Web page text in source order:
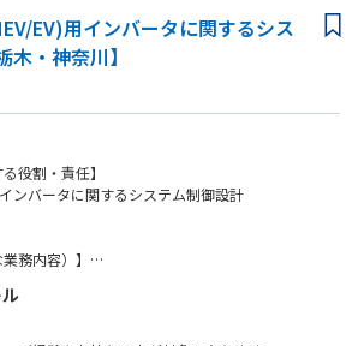
システムの導入によるマスターデータ一元管理（信
）
するデータ、各種マスター等の設計
化、データ集計、可視化
ラーの分析サポート
あたりITベンダーと共同で要件整理、システム設計
バーとして参画 *別地域で導入済みのシステム
ーカライズが主たる推進事項
略の基礎データ策定
れること
の車載コックピット事業を軸に、1兆円を超える
装の最前線から動かす経験を得られます
アーキテクチャを描くため、単なる技術実装に留
ます
データ基盤、業務アプリ、AI/Agent活用など幅広い
きます
論しながら、将来的にEAやDXリードへキャリア
役職や所属にかかわらずフラットに意見を出し合え
、設計がそのまま価値創出につながる手触りがあ
領域と開発・製造システム領域の双方に関する知
るシステム標準化・データ統合経験
等を含むソフトウェア開発基盤構築経験
ーマに踏み込み、業務変革までリードした経験
ーキテクトと連携した全社アーキテクチャ設計経験
関係者が動ける形で論点を言語化できる方
ーと粘り強く議論し、合意形成しながら前に進め
EV)用インバータに関するシス
・神奈川】
役割・責任】
ンバータに関するシステム制御設計
務内容）】
件定義と制御仕様書作成（A-SPICE準拠）
対応